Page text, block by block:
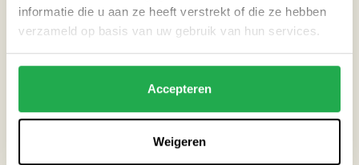
informatie die u aan ze heeft verstrekt of die ze hebben
verzameld op basis van uw gebruik van hun services.
Accepteren
Weigeren
Droogte
Extreme neerslag
Terug naar projecten